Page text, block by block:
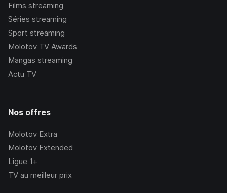
Films streaming
Séries streaming
Sport streaming
Molotov TV Awards
Mangas streaming
Actu TV
Nos offres
Molotov Extra
Molotov Extended
Ligue 1+
TV au meilleur prix